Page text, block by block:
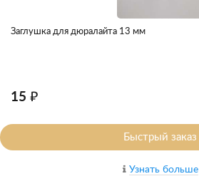
Заглушка для дюралайта 13 мм
15 ₽
Быстрый заказ
Узнать больше